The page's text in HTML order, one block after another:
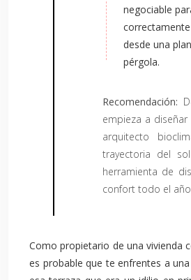
negociable
desde una
pérgola.
Recomendación:
empieza a
arquitecto
trayectoria del
herramienta de
confort todo el
Como propietario de una vivienda
es probable que te enfrentes a